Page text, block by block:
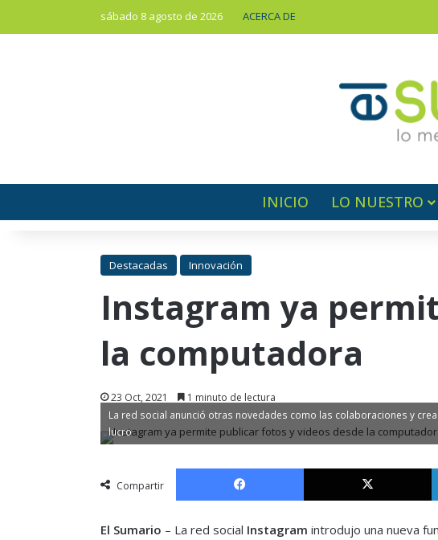
sábado 8 agosto de 2026 ACERCA DE
INICIO LO NUESTRO
Destacadas Innovación
Instagram ya
la computadora
23 Oct, 2021 1 minuto de lectura
La red social anunció otras novedades como las colaboraciones y
lucro
Compartir
Facebook X
El Sumario – La red social Instagram introdujo una nueva